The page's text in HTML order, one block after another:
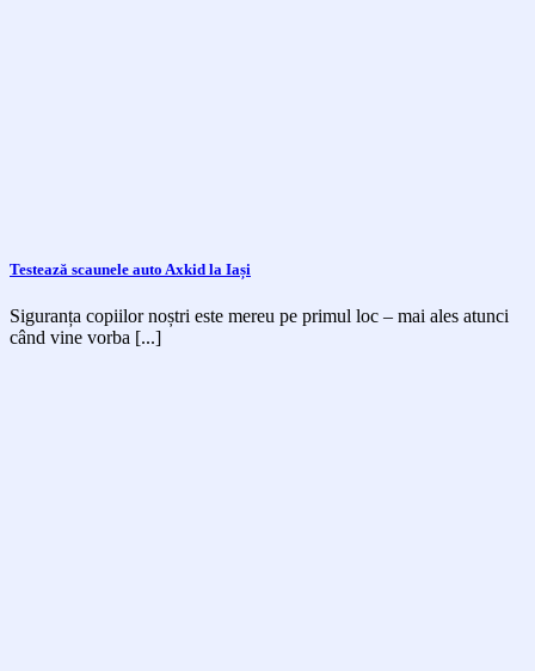
Testează scaunele auto Axkid la Iași
Siguranța copiilor noștri este mereu pe primul loc – mai ales atunci
când vine vorba [...]